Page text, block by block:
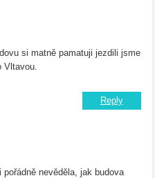
si matně pamatuji jezdili jsme
Reply
pořádně nevěděla, jak budova